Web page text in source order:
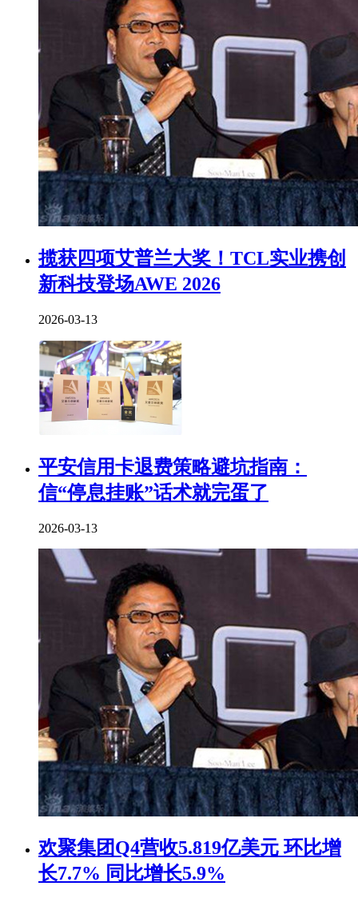
揽获四项艾普兰大奖！TCL实业携创
新科技登场AWE 2026
2026-03-13
平安信用卡退费策略避坑指南：
信“停息挂账”话术就完蛋了
2026-03-13
欢聚集团Q4营收5.819亿美元 环比增
长7.7% 同比增长5.9%